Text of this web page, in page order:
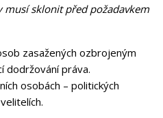
musí sklonit před požadavkem
zasažených ozbrojeným
dodržování práva.
osobách – politických